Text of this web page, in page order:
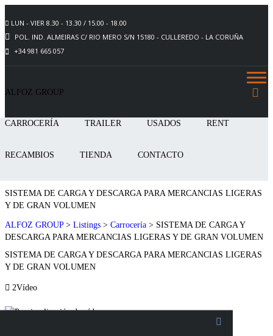
LUN - VIER 8.30 - 13.30 / 15.00 - 18.00
POL. IND. ALMEIRAS C/ RIO MERO S/N 15180 - CULLEREDO - LA CORUÑA
+34 981 665 057
ALFOZ GROUP
CARROCERÍA TRAILER USADOS RENT
RECAMBIOS TIENDA CONTACTO
SISTEMA DE CARGA Y DESCARGA PARA MERCANCIAS LIGERAS
Y DE GRAN VOLUMEN
ALFOZ GROUP> Listings > Carrocería > SISTEMA DE CARGA Y
DESCARGA PARA MERCANCIAS LIGERAS Y DE GRAN VOLUMEN
SISTEMA DE CARGA Y DESCARGA PARA MERCANCIAS LIGERAS
Y DE GRAN VOLUMEN
2Vídeo